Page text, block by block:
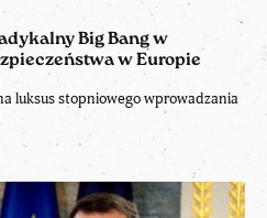
Big Bang w
w Europie
luksus stopniowego wprowadzania